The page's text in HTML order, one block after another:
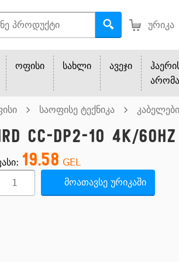
ურიკა
ოფისი სახლი ავეჯი
საოფისე ტექნიკა კაბელები
CC-DP2-10 4K/
19.58 GEL
მოათავსე ურიკაში